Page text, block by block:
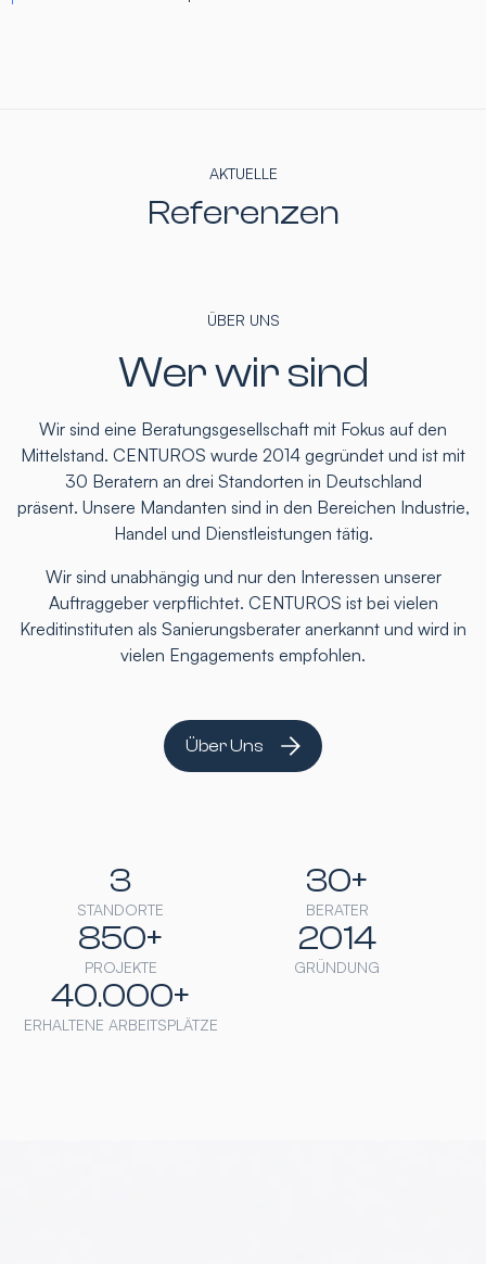
AKTUELLE
Referenzen
ÜBER UNS
Wer wir sind
Wir sind eine Beratungsgesellschaft mit Fokus auf den
Mittelstand. CENTUROS wurde 2014 gegründet und ist mit
30 Beratern an drei Standorten in Deutschland
präsent. Unsere Mandanten sind in den Bereichen Industrie,
Handel und Dienstleistungen tätig.
Wir sind unabhängig und nur den Interessen unserer
Auftraggeber verpflichtet. CENTUROS ist bei vielen
Kreditinstituten als Sanierungsberater anerkannt und wird in
vielen Engagements empfohlen.
Über Uns
STANDORTE
3
BERATER
30+
PROJEKTE
850+
GRÜNDUNG
2014
ERHALTENE ARBEITSPLÄTZE
40.000+